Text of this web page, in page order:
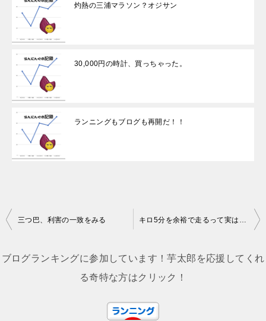
灼熱の三浦マラソン？オジサン
30,000円の時計、買っちゃった。
ランニングもブログも再開だ！！
投
ナ
三つ巴、利害の一致をみる
ブログランキングに参加しています！芋太郎を応援してくれ
る奇特な方はクリック！